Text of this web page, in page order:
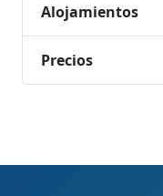
Alojamientos
Precios